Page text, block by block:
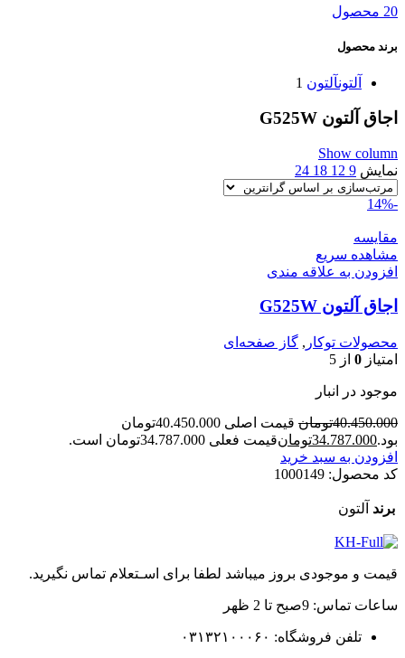
20 محصول
برند محصول
آلتونآلتون 1
اجاق آلتون G525W
Show column
نمایش 9
12
18
24
-14%
مقایسه
مشاهده سریع
افزودن به علاقه مندی
اجاق آلتون G525W
محصولات توکار , گاز صفحه‌ای
امتیاز 0 از 5
موجود در انبار
40.450.000تومان
قیمت اصلی 40.450.000تومان
بود.34.787.000تومانقیمت فعلی 34.787.000تومان است.
افزودن به سبد خرید
کد محصول: 1000149
برند آلتون
قیمت و موجودی بروز میباشد لطفا برای اسـتعلام تماس نگیرید.
ساعات تماس: 9صبح تا 2 ظهر
تلفن فروشگاه: ۰۳۱۳۲۱۰۰۰۶۰